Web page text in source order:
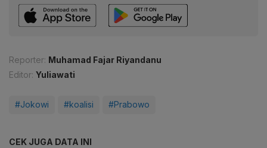
Reporter: Muhamad Fajar Riyandanu
Editor: Yuliawati
#Jokowi #koalisi #Prabowo
CEK JUGA DATA INI